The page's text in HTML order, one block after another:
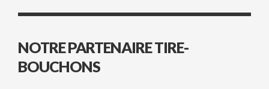
NOTRE PARTENAIRE TIRE-
BOUCHONS